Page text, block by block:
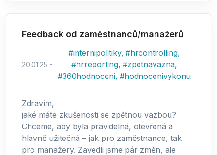
Feedback od zaměstnanců/manažerů
20.01.25
#internipolitiky, #hrcontrolling,
#hrreporting, #zpetnavazna,
#360hodnoceni, #hodnocenivykonu
Zdravím,
jaké máte zkušenosti se zpětnou vazbou?
Chceme, aby byla pravidelná, otevřená a
hlavně užitečná – jak pro zaměstnance, tak
pro manažery. Zavedli jsme pár změn, ale